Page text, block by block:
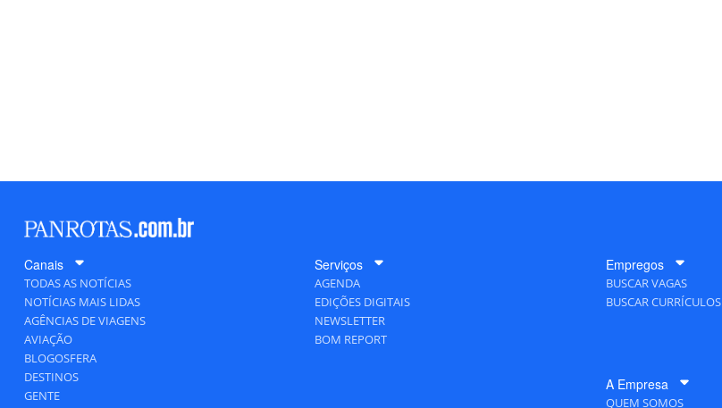
Canais
TODAS AS NOTÍCIAS
NOTÍCIAS MAIS LIDAS
AGÊNCIAS DE VIAGENS
AVIAÇÃO
BLOGOSFERA
DESTINOS
GENTE
Serviços
AGENDA
EDIÇÕES DIGITAIS
NEWSLETTER
BOM REPORT
Empregos
BUSCAR VAGAS
BUSCAR CURRÍCULOS
A Empresa
QUEM SOMOS